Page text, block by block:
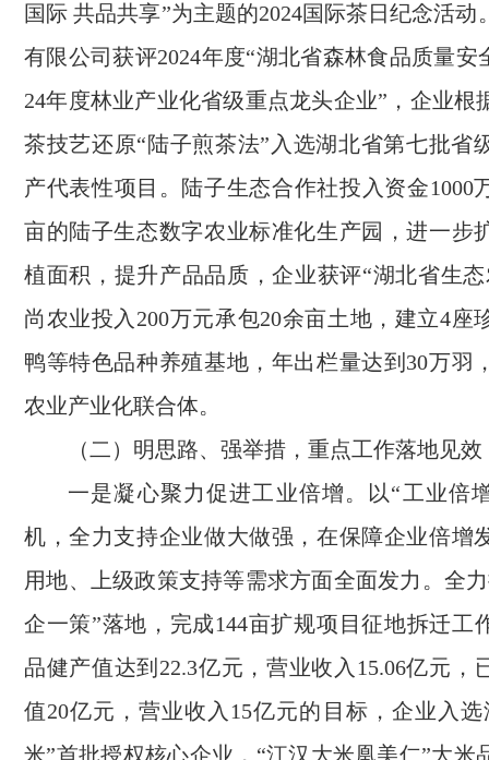
国际 共品共享”为主题的2024国际茶日纪念活动
有限公司获评2024年度“湖北省森林食品质量安
24年度林业产业化省级重点龙头企业”，企业根
茶技艺还原“陆子煎茶法”入选湖北省第七批省
产代表性项目。陆子生态合作社投入资金1000
亩的陆子生态数字农业标准化生产园，进一步
植面积，提升产品品质，企业获评“湖北省生
尚农业投入200万元承包20余亩土地，建立4座
鸭等特色品种养殖基地，年出栏量达到30万羽
农业产业化联合体。
（二）明思路、强举措，重点工作落地见效
一是凝心聚力促进工业倍增。以“工业倍
机，全力支持企业做大做强，在保障企业倍增
用地、上级政策支持等需求方面全面发力。全
企一策”落地，完成144亩扩规项目征地拆迁工
品健产值达到22.3亿元，营业收入15.06亿元，
值20亿元，营业收入15亿元的目标，企业入
米”首批授权核心企业，“江汉大米凰美仁”大米